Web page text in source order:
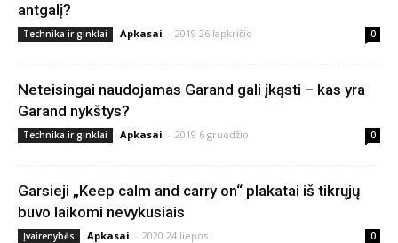
antgalį?
Technika ir ginklai Apkasai - 2019 26 lapkričio 0
Neteisingai naudojamas Garand gali įkąsti – kas yra
Garand nykštys?
Technika ir ginklai Apkasai - 2019 6 gruodžio 0
Garsieji „Keep calm and carry on“ plakatai iš tikrųjų
buvo laikomi nevykusiais
Įvairenybės Apkasai - 2020 24 liepos 0